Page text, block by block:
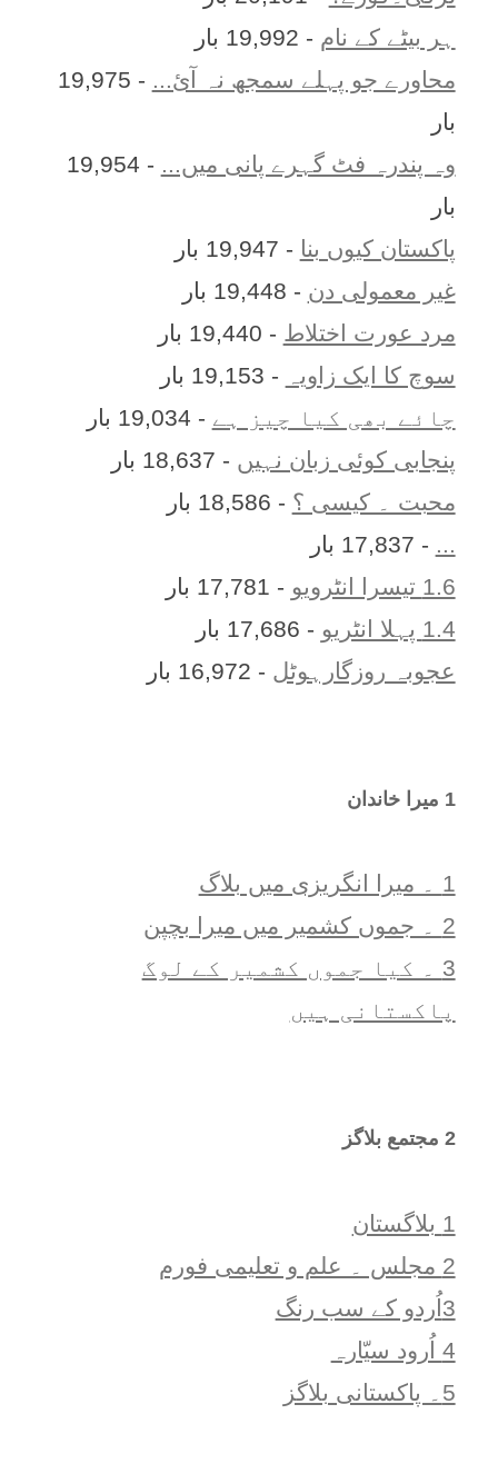
ہر بيٹے کے نام - 19,992 بار
محاورے جو پہلے سمجھ نہ آئ...
- 19,975
بار
وہ پندرہ فٹ گہرے پانی میں...
- 19,954
بار
پاکستان کیوں بنا - 19,947 بار
غیر معمولی دن - 19,448 بار
مرد عورت اختلاط - 19,440 بار
سوچ کا ایک زاویہ
- 19,153 بار
چائے بھی کیا چیز ہے - 19,034 بار
پنجابی کوئی زبان نہیں - 18,637 بار
محبت ۔ کیسی ؟ - 18,586 بار
... - 17,837 بار
1.6 تیسرا انٹرویو
- 17,781 بار
1.4 پہلا انٹریو
- 17,686 بار
عجوبہ روزگارہوٹل - 16,972 بار
1 ميرا خاندان
1 ۔ ميرا انگريزی ميں بلاگ
2 ۔ جموں کشمیر میں میرا بچپن
3 ۔ کیا جموں کشمیر کے لوگ
پاکستانی ہیں
2 مجتمع بلاگز
1 بلاگستان
2 مجلس ۔ علم و تعلیمی فورم
3اُردو کے سب رنگ
4 اُرود سیّارہ
5۔ پاکستانی بلاگز